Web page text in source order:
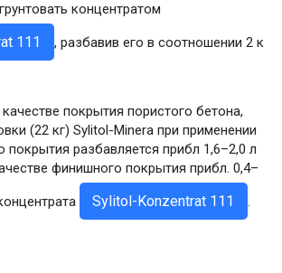
концентратом
111
, разбавив его в соотношении 2 к
покрытия пористого бетона,
(22 кг) Sylitol-Minera при применении
покрытия разбавляется прибл 1,6–2,0 л
финишного покрытия прибл. 0,4–
Sylitol-Konzentrat 111 .